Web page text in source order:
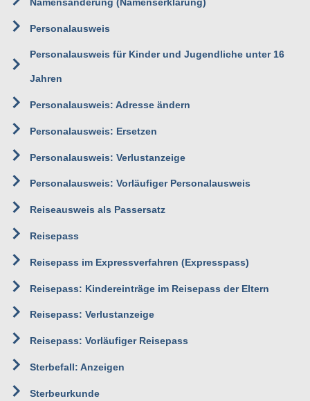
Personalausweis
Personalausweis für Kinder und Jugendliche unter 16
Jahren
Personalausweis: Adresse ändern
Personalausweis: Ersetzen
Personalausweis: Verlustanzeige
Personalausweis: Vorläufiger Personalausweis
Reiseausweis als Passersatz
Reisepass
Reisepass im Expressverfahren (Expresspass)
Reisepass: Kindereinträge im Reisepass der Eltern
Reisepass: Verlustanzeige
Reisepass: Vorläufiger Reisepass
Sterbefall: Anzeigen
Sterbeurkunde